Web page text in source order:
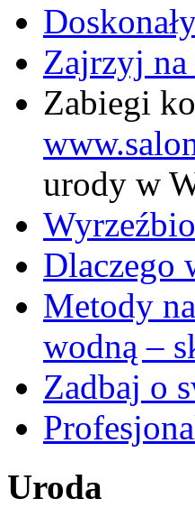
Zajrzyj na
Zabiegi
urody w
Dlaczego
Metody
wodną –
Zadbaj o
Uroda